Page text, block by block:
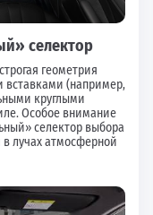
селектор
геометрия
вставками (например,
круглыми
Особое внимание
селектор выбора
лучах атмосферной